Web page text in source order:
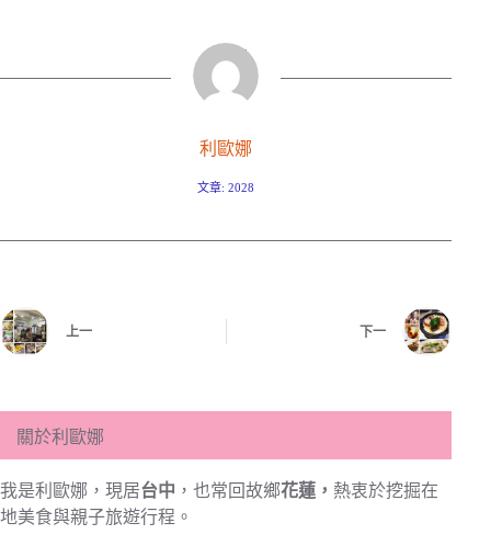
利歐娜
文章: 2028
上一 下一
關於利歐娜
我是利歐娜，現居台中 ，也常回故鄉花蓮， 熱衷於挖掘在
地美食與親子旅遊行程。